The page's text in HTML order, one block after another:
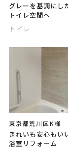
グレーを基調にし
トイレ空間へ
トイレ
東京都荒川区K様
きれいも安心もい
浴室リフォーム